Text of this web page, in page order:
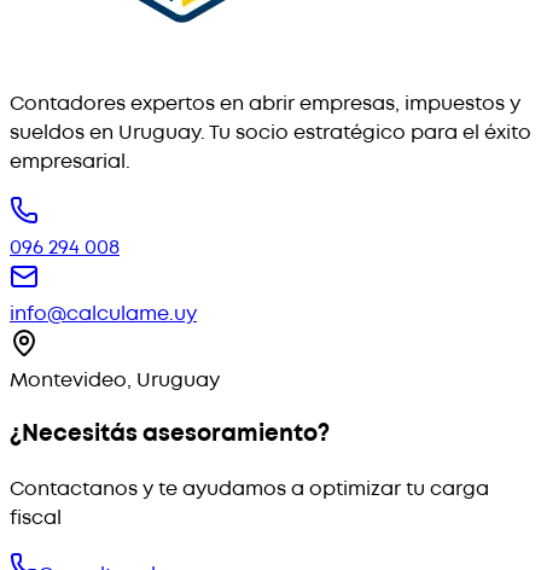
Contadores expertos en abrir empresas, impuestos y
sueldos en Uruguay. Tu socio estratégico para el éxito
empresarial.
096 294 008
info@calculame.uy
Montevideo, Uruguay
¿Necesitás asesoramiento?
Contactanos y te ayudamos a optimizar tu carga
fiscal